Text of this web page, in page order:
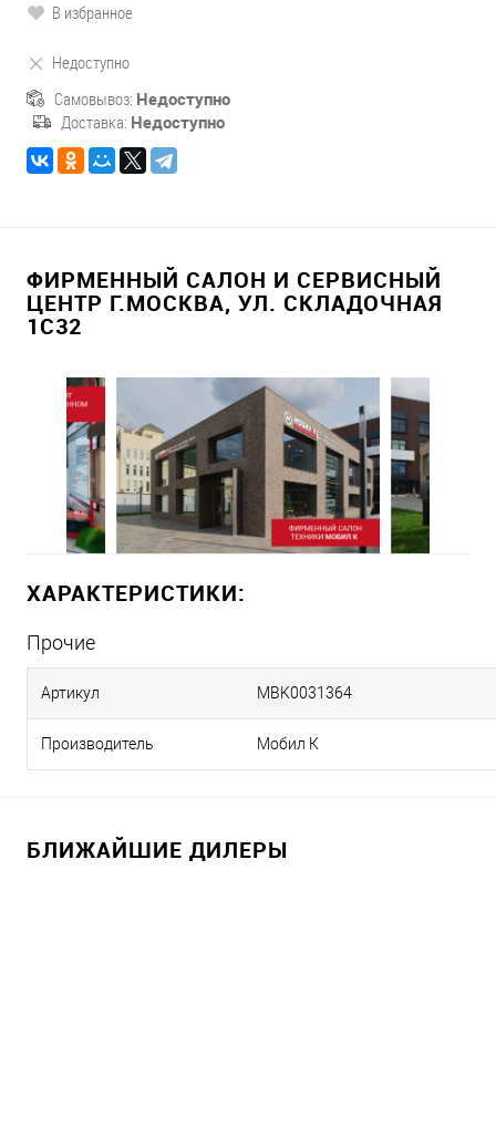
В избранное
Недоступно
Самовывоз: Недоступно
Доставка: Недоступно
ФИРМЕННЫЙ САЛОН И СЕРВИСНЫЙ
ЦЕНТР Г.МОСКВА, УЛ. СКЛАДОЧНАЯ
1С32
ХАРАКТЕРИСТИКИ:
Прочие
Артикул MBK0031364
Производитель Мобил К
БЛИЖАЙШИЕ ДИЛЕРЫ